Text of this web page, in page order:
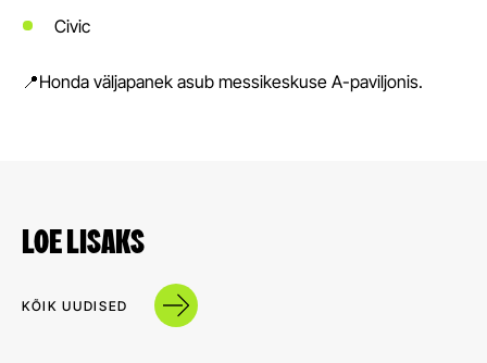
Civic
📍Honda väljapanek asub messikeskuse A-paviljonis.
LOE LISAKS
KÕIK UUDISED